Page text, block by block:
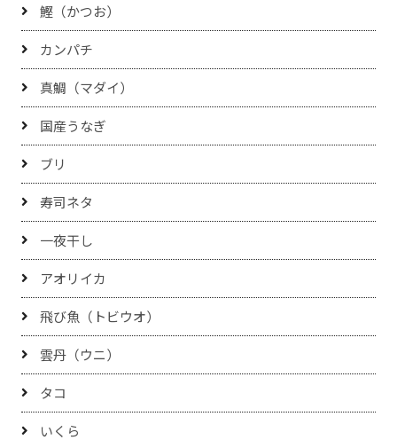
鰹（かつお）
カンパチ
真鯛（マダイ）
国産うなぎ
ブリ
寿司ネタ
一夜干し
アオリイカ
飛び魚（トビウオ）
雲丹（ウニ）
タコ
いくら